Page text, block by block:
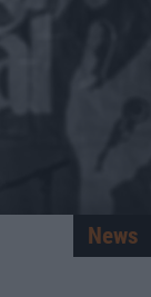
News